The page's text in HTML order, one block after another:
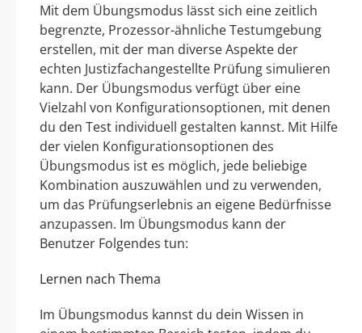
Mit dem Übungsmodus lässt sich eine zeitlich
begrenzte, Prozessor-ähnliche Testumgebung
erstellen, mit der man diverse Aspekte der
echten Justizfachangestellte Prüfung simulieren
kann. Der Übungsmodus verfügt über eine
Vielzahl von Konfigurationsoptionen, mit denen
du den Test individuell gestalten kannst. Mit Hilfe
der vielen Konfigurationsoptionen des
Übungsmodus ist es möglich, jede beliebige
Kombination auszuwählen und zu verwenden,
um das Prüfungserlebnis an eigene Bedürfnisse
anzupassen. Im Übungsmodus kann der
Benutzer Folgendes tun:
Lernen nach Thema
Im Übungsmodus kannst du dein Wissen in